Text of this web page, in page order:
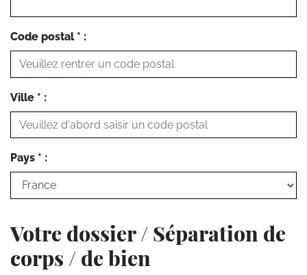
Code postal * :
Ville * :
Pays * :
Votre dossier / Séparation de
corps / de bien